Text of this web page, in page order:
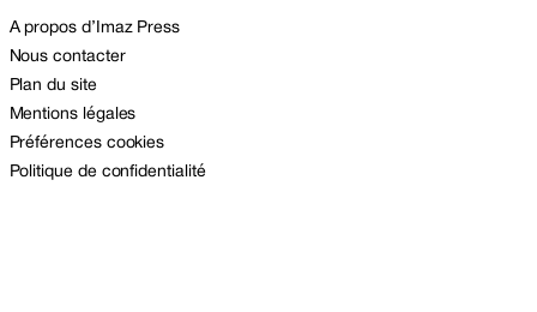
A propos d’Imaz Press
Nous contacter
Plan du site
Mentions légales
Préférences cookies
Politique de confidentialité